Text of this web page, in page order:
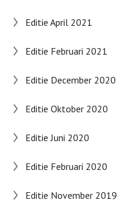
Editie April 2021
Editie Februari 2021
Editie December 2020
Editie Oktober 2020
Editie Juni 2020
Editie Februari 2020
Editie November 2019